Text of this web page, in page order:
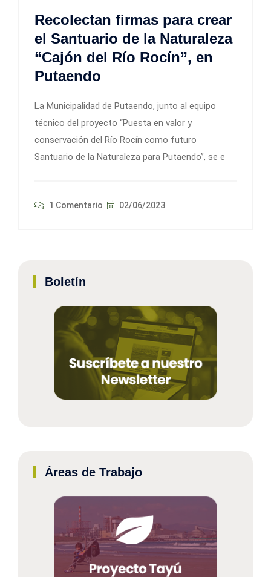
Recolectan firmas para crear
el Santuario de la Naturaleza
“Cajón del Río Rocín”, en
Putaendo
La Municipalidad de Putaendo, junto al equipo
técnico del proyecto “Puesta en valor y
conservación del Río Rocín como futuro
Santuario de la Naturaleza para Putaendo”, se e
1 Comentario 02/06/2023
Boletín
Áreas de Trabajo